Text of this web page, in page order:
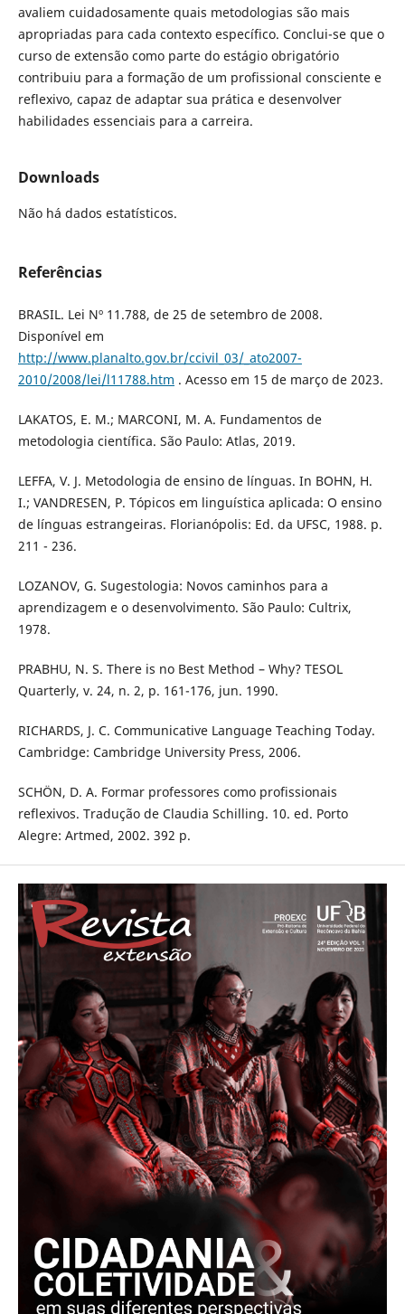
avaliem cuidadosamente quais metodologias são mais
apropriadas para cada contexto específico. Conclui-se que o
curso de extensão como parte do estágio obrigatório
contribuiu para a formação de um profissional consciente e
reflexivo, capaz de adaptar sua prática e desenvolver
habilidades essenciais para a carreira.
Downloads
Não há dados estatísticos.
Referências
BRASIL. Lei Nº 11.788, de 25 de setembro de 2008.
Disponível em
http://www.planalto.gov.br/ccivil_03/_ato2007-
2010/2008/lei/l11788.htm . Acesso em 15 de março de 2023.
LAKATOS, E. M.; MARCONI, M. A. Fundamentos de
metodologia científica. São Paulo: Atlas, 2019.
LEFFA, V. J. Metodologia de ensino de línguas. In BOHN, H.
I.; VANDRESEN, P. Tópicos em linguística aplicada: O ensino
de línguas estrangeiras. Florianópolis: Ed. da UFSC, 1988. p.
211 - 236.
LOZANOV, G. Sugestologia: Novos caminhos para a
aprendizagem e o desenvolvimento. São Paulo: Cultrix,
1978.
PRABHU, N. S. There is no Best Method – Why? TESOL
Quarterly, v. 24, n. 2, p. 161-176, jun. 1990.
RICHARDS, J. C. Communicative Language Teaching Today.
Cambridge: Cambridge University Press, 2006.
SCHÖN, D. A. Formar professores como profissionais
reflexivos. Tradução de Claudia Schilling. 10. ed. Porto
Alegre: Artmed, 2002. 392 p.